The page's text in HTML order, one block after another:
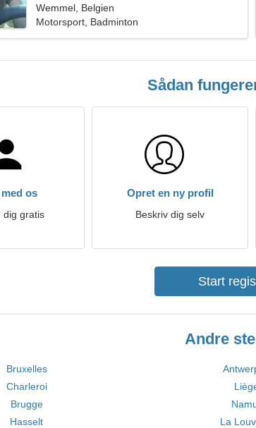
Wemmel, Belgien
Motorsport, Badminton
Sådan
os
dig gratis
Opret en ny profil
Beskriv dig selv
Start
Andre
Bruxelles
Charleroi
Brugge
Hasselt
La